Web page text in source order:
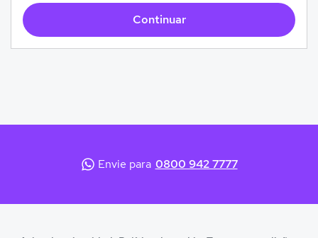
Continuar
Envie para 0800 942 7777